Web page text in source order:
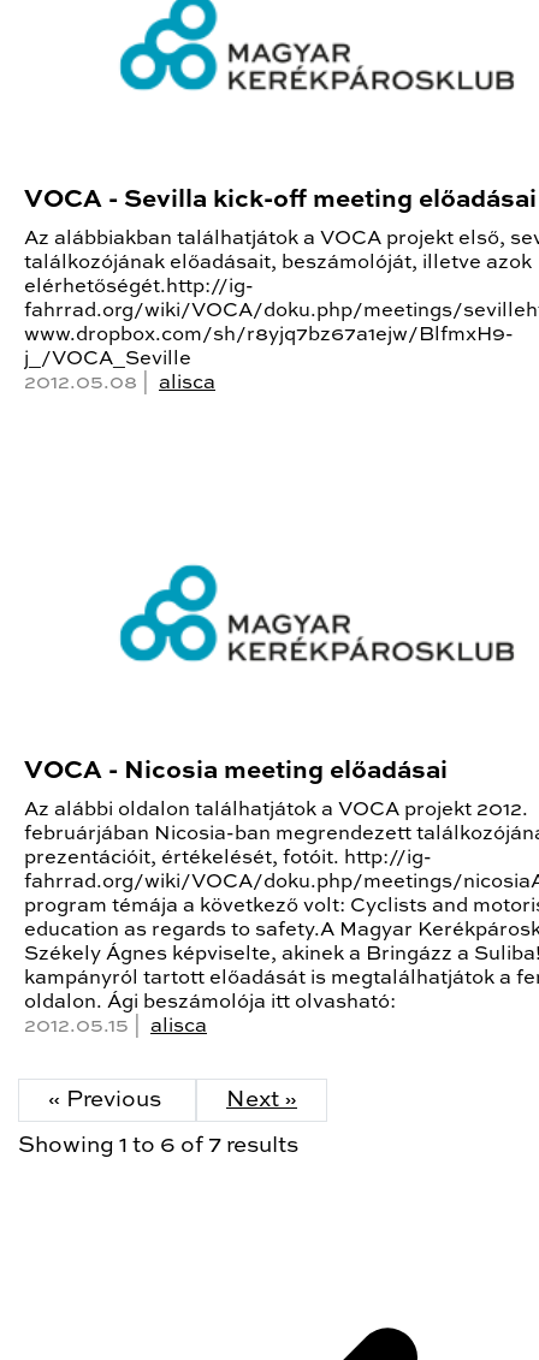
VOCA - Sevilla kick-off meeting előadásai
Az alábbiakban találhatjátok a VOCA projekt első,
találkozójának előadásait, beszámolóját, illetve azok
elérhetőségét.http://ig-
fahrrad.org/wiki/VOCA/doku.php/meetings/
www.dropbox.com/sh/r8yjq7bz67a1ejw/BlfmxH9-
j_/VOCA_Seville
2012.05.08 | alisca
VOCA - Nicosia meeting előadásai
Az alábbi oldalon találhatjátok a VOCA projekt 2012.
februárjában Nicosia-ban megrendezett
prezentációit, értékelését, fotóit. http://ig-
fahrrad.org/wiki/VOCA/doku.php/meetings/
program témája a következő volt: Cyclists and
education as regards to safety.A Magyar
Székely Ágnes képviselte, akinek a Bringázz a
kampányról tartott előadását is megtalálhatjátok a
oldalon. Ági beszámolója itt olvasható:
2012.05.15 | alisca
« Previous Next »
Showing 1 to 6 of 7 results